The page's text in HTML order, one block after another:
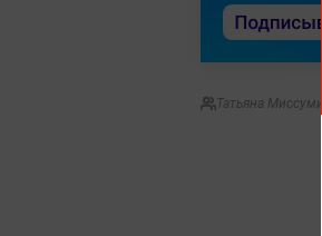
Татьяна Миссуми